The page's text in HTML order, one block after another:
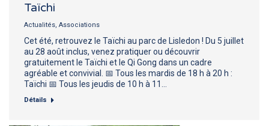
Taïchi
Actualités, Associations
Cet été, retrouvez le Taïchi au parc de Lisledon ! Du 5 juillet
au 28 août inclus, venez pratiquer ou découvrir
gratuitement le Taïchi et le Qi Gong dans un cadre
agréable et convivial. 📅 Tous les mardis de 18 h à 20 h :
Taïchi 📅 Tous les jeudis de 10 h à 11…
Détails